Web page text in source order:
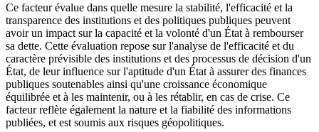
Ce facteur évalue dans quelle mesure la stabilité, l'efficacité et la
transparence des institutions et des politiques publiques peuvent
avoir un impact sur la capacité et la volonté d'un État à rembourser
sa dette. Cette évaluation repose sur l'analyse de l'efficacité et du
caractère prévisible des institutions et des processus de décision d'un
État, de leur influence sur l'aptitude d'un État à assurer des finances
publiques soutenables ainsi qu'une croissance économique
équilibrée et à les maintenir, ou à les rétablir, en cas de crise. Ce
facteur reflète également la nature et la fiabilité des informations
publiées, et est soumis aux risques géopolitiques.